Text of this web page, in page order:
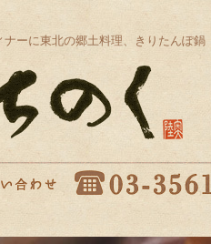
ナーに東北の郷土料理、きりたんぽ鍋